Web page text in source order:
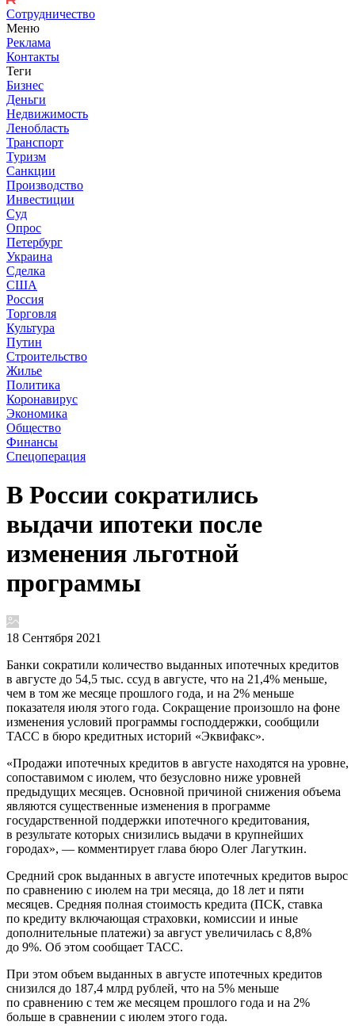
Сотрудничество
Меню
Реклама
Контакты
Теги
Бизнес
Деньги
Недвижимость
Ленобласть
Транспорт
Туризм
Санкции
Производство
Инвестиции
Суд
Опрос
Петербург
Украина
Сделка
США
Россия
Торговля
Культура
Путин
Строительство
Жилье
Политика
Коронавирус
Экономика
Общество
Финансы
Спецоперация
В России сократились
выдачи ипотеки после
изменения льготной
программы
18 Сентября 2021
Банки сократили количество выданных ипотечных кредитов
в августе до 54,5 тыс. ссуд в августе, что на 21,4% меньше,
чем в том же месяце прошлого года, и на 2% меньше
показателя июля этого года. Сокращение произошло на фоне
изменения условий программы господдержки, сообщили
ТАСС в бюро кредитных историй «Эквифакс».
«Продажи ипотечных кредитов в августе находятся на уровне,
сопоставимом с июлем, что безусловно ниже уровней
предыдущих месяцев. Основной причиной снижения объема
являются существенные изменения в программе
государственной поддержки ипотечного кредитования,
в результате которых снизились выдачи в крупнейших
городах», — комментирует глава бюро Олег Лагуткин.
Средний срок выданных в августе ипотечных кредитов вырос
по сравнению с июлем на три месяца, до 18 лет и пяти
месяцев. Средняя полная стоимость кредита (ПСК, ставка
по кредиту включающая страховки, комиссии и иные
дополнительные платежи) за август увеличилась с 8,8%
до 9%. Об этом сообщает ТАСС.
При этом объем выданных в августе ипотечных кредитов
снизился до 187,4 млрд рублей, что на 5% меньше
по сравнению с тем же месяцем прошлого года и на 2%
больше в сравнении с июлем этого года.